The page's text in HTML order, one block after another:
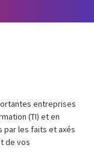
entreprises
(TI) et en
par les faits et axés
de vos